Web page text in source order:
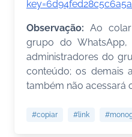
Observação: Ao
grupo do WhatsApp,
administradores do
conteúdo; os demais
também não acessará
#copiar #link